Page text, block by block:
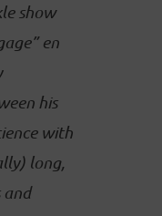
show
en
his
with
long,